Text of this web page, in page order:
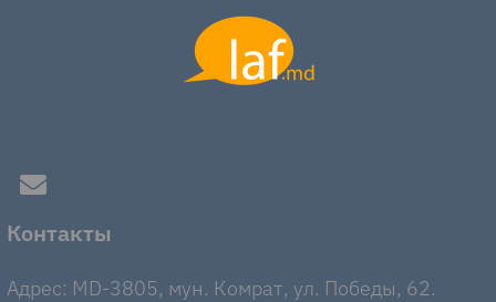
Контакты
Адрес: MD-3805, мун. Комрат, ул. Победы, 62.